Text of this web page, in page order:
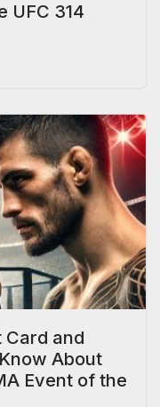
UFC 314
Card and
About
Event of the